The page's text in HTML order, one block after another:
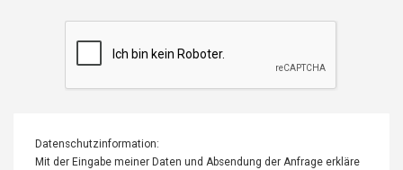
Datenschutzinformation:
Mit der Eingabe meiner Daten und Absendung der Anfrage erkläre